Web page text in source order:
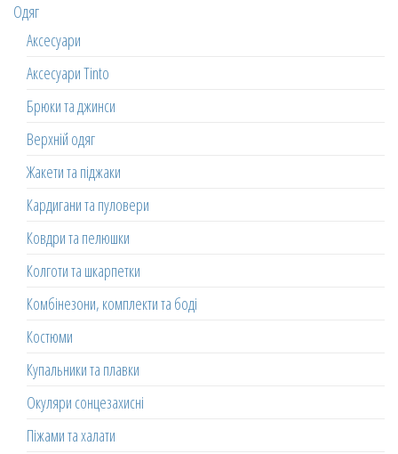
Одяг
Аксесуари
Аксесуари Tinto
Брюки та джинси
Верхній одяг
Жакети та піджаки
Кардигани та пуловери
Ковдри та пелюшки
Колготи та шкарпетки
Комбінезони, комплекти та боді
Костюми
Купальники та плавки
Окуляри сонцезахисні
Піжами та халати